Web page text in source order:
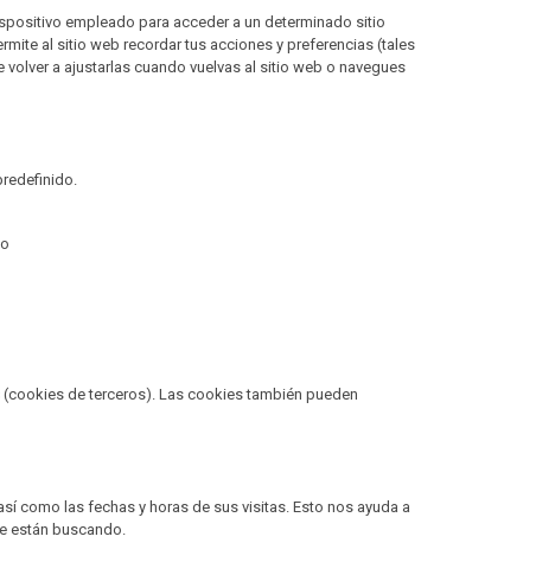
empleado para acceder a un determinado sitio
al sitio web recordar tus acciones y preferencias (tales
a ajustarlas cuando vuelvas al sitio web o navegues
de terceros). Las cookies también pueden
como las fechas y horas de sus visitas. Esto nos ayuda a
están buscando.